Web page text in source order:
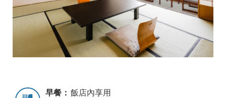
早餐： 飯店內享用